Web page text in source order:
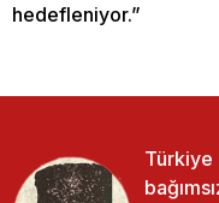
hedefleniyor.”
Türkiye